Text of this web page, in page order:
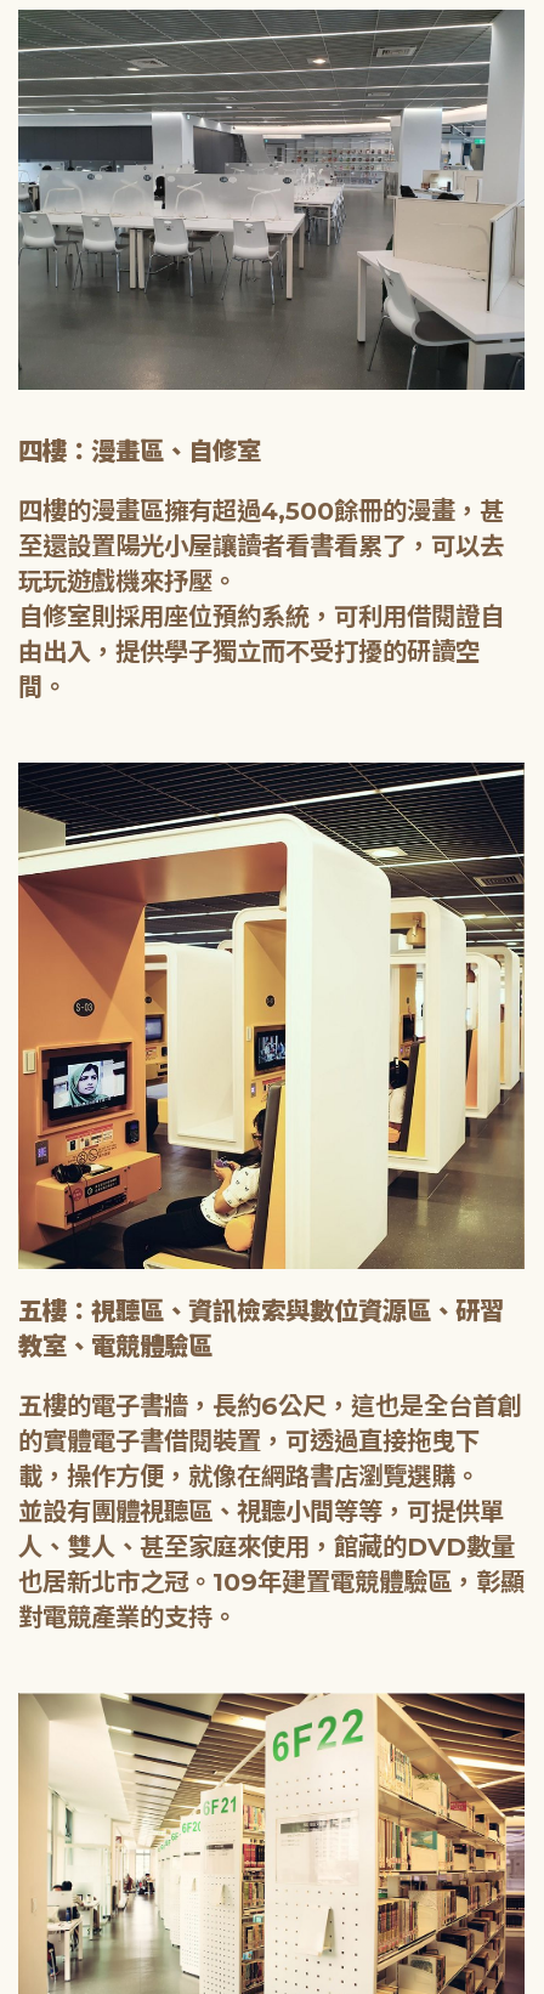
四樓：漫畫區、自修室
四樓的漫畫區擁有超過4,500餘冊的漫畫，甚
至還設置陽光小屋讓讀者看書看累了，可以去
玩玩遊戲機來抒壓。
自修室則採用座位預約系統，可利用借閱證自
由出入，提供學子獨立而不受打擾的研讀空
間。
五樓：視聽區、資訊檢索與數位資源區、研習
教室、電競體驗區
五樓的電子書牆，長約6公尺，這也是全台首創
的實體電子書借閱裝置，可透過直接拖曳下
載，操作方便，就像在網路書店瀏覽選購。
並設有團體視聽區、視聽小間等等，可提供單
人、雙人、甚至家庭來使用，館藏的DVD數量
也居新北市之冠。109年建置電競體驗區，彰顯
對電競產業的支持。